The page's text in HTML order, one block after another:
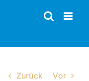
Zurück Vor